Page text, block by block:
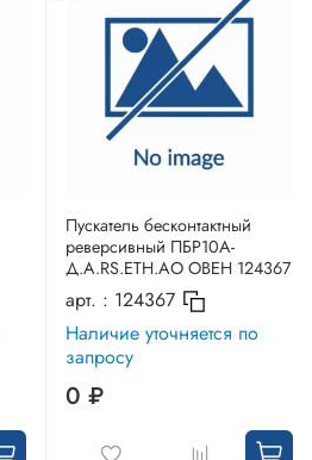
Пускатель бесконтактный
реверсивный ПБР10А-
Д.A.RS.ETH.АО ОВЕН 124367
арт. : 124367
Наличие уточняется по
запросу
0 ₽